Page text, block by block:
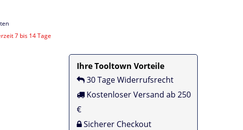
7 bis 14 Tage
Ihre Tooltown Vorteile
30 Tage Widerrufsrecht
Kostenloser Versand ab 250
€
Sicherer Checkout